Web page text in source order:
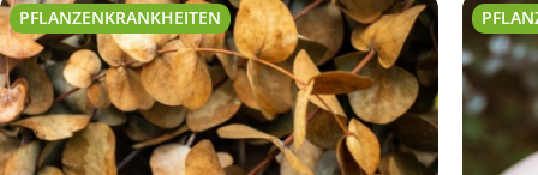
PFLANZENKRANKHEITEN